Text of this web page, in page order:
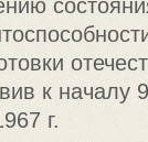
к началу
г.